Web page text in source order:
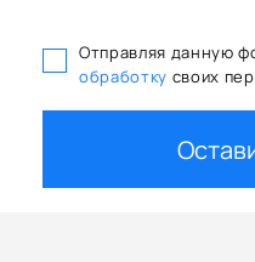
Отправляя данную
обработку своих